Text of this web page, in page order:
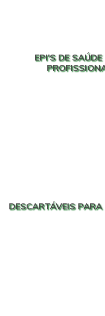
EPI'S DE
DESCARTÁVEIS